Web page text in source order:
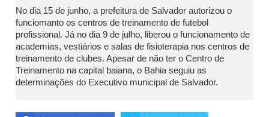
No dia 15 de junho, a prefeitura de Salvador autorizou o
funciomanto os centros de treinamento de futebol
profissional. Já no dia 9 de julho, liberou o funcionamento de
academias, vestiários e salas de fisioterapia nos centros de
treinamento de clubes. Apesar de não ter o Centro de
Treinamento na capital baiana, o Bahia seguiu as
determinações do Executivo municipal de Salvador.